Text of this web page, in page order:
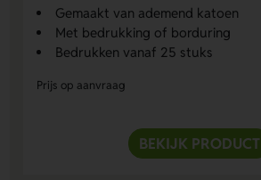
Gemaakt van ademend katoen
Met bedrukking of borduring
Bedrukken vanaf 25 stuks
Prijs op aanvraag
BEKIJK PRODUCT